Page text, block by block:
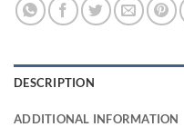
DESCRIPTION
ADDITIONAL INFORMATION